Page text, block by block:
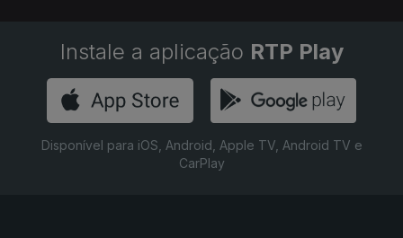
Instale a aplicação RTP Play
Disponível para iOS, Android, Apple TV, Android TV e
CarPlay